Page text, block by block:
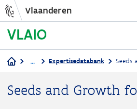
Vlaanderen
... Expertisedatabank Seeds
Seeds and Growth